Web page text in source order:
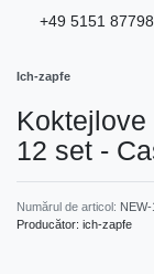
+49 5151
Ich-zapfe
12 set -
Numărul de articol:
Producător: ich-zapfe